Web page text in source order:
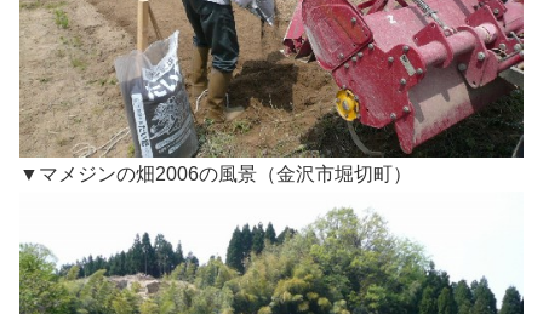
▼マメジンの畑2006の風景（金沢市堀切町）